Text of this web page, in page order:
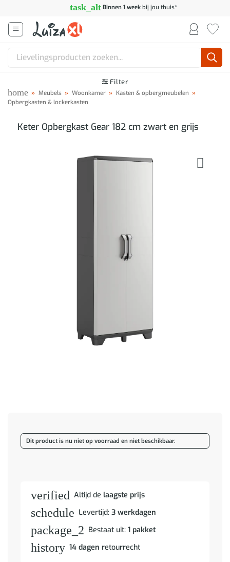
inhoud
task_alt Binnen 1 weekbij jou thuis*
Zoeken
Filter
home » Meubels » Woonkamer » Kasten & opbergmeubelen »
Opbergkasten & lockerkasten
Keter Opbergkast Gear 182 cm zwart en grijs
Dit product is nu niet op voorraad en niet beschikbaar.
verified Altijd de laagste prijs
schedule Levertijd: 3 werkdagen
package_2 Bestaat uit: 1 pakket
history 14 dagen retourrecht